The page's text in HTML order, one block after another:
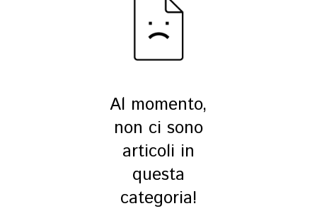
Al momento,
non ci sono
articoli in
questa
categoria!